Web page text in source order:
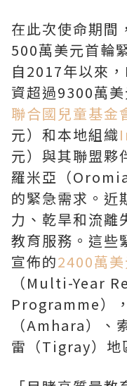
在此次使命期
500萬美元首輪
自2017年以來，
資超過9300萬
聯合國兒童基金
元）和本地組織
元）與其聯盟夥
羅米亞（
的緊急需求。近
力、乾旱和流離
教育服務。這些
宣佈的2400萬美
（Multi-Year
Programme）
（Amhara）
雷（Tigray）地